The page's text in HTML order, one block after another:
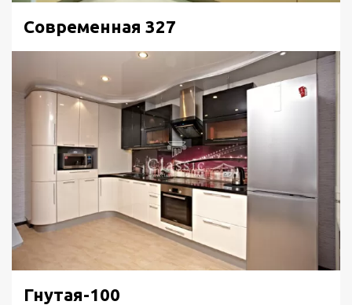
Современная 327
Гнутая-100